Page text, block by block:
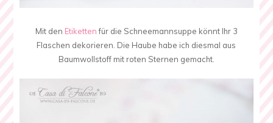
Mit den Etikettenfür die Schneemannsuppe könnt Ihr 3
Flaschen dekorieren. Die Haube habe ich diesmal aus
Baumwollstoff mit roten Sternen gemacht.